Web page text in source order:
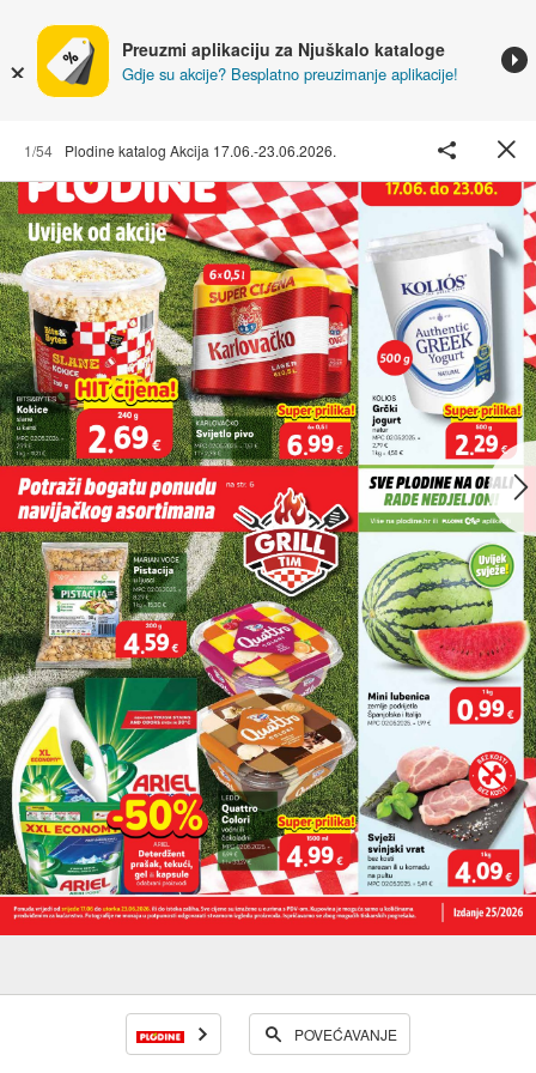
Preuzmi aplikaciju za Njuškalo kataloge
Gdje su akcije? Besplatno preuzimanje aplikacije!
1/54 Plodine katalog Akcija 17.06.-23.06.2026.
POVEĆAVANJE